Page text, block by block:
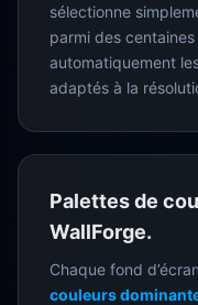
sélectionne
parmi des
automatiquement
adaptés à la
Palettes de
WallForge.
Chaque fond
couleurs